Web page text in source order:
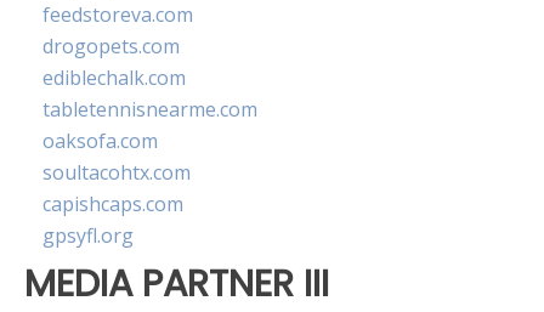
feedstoreva.com
drogopets.com
ediblechalk.com
tabletennisnearme.com
oaksofa.com
soultacohtx.com
capishcaps.com
gpsyfl.org
MEDIA PARTNER III